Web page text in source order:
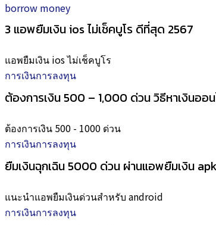
borrow money
3 แอพยืมเงิน ios ไม่เช็คบูโร ดีที่สุด 2567
แอพยืมเงิน ios ไม่เช็คบูโร
การเงินการลงทุน
ต้องการเงิน 500 – 1,000 ด่วน วิธีหาเงินออ
ต้องการเงิน 500 - 1000 ด่วน
การเงินการลงทุน
ยืมเงินฉุกเฉิน 5000 ด่วน ผ่านแอพยืมเงิน
แนะนำแอพยืมเงินด่วนสำหรับ android
การเงินการลงทุน